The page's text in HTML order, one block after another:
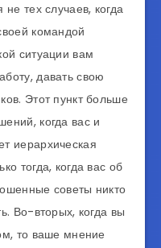
тех случаев, когда
командой
ситуации вам
давать свою
Этот пункт больше
когда вас и
иерархическая
тогда, когда вас об
советы никто
Во-вторых, когда вы
то ваше мнение